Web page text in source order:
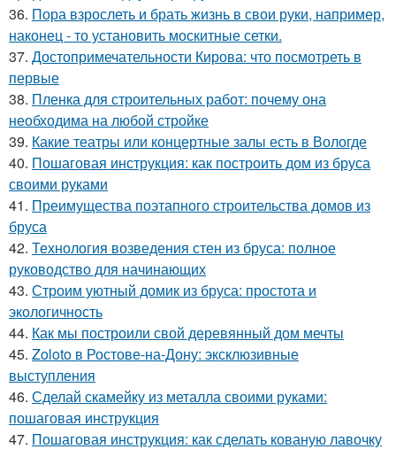
36. Пора взрослеть и брать жизнь в свои руки, например,
наконец - то установить москитные сетки.
37. Достопримечательности Кирова: что посмотреть в
первые
38. Пленка для строительных работ: почему она
необходима на любой стройке
39. Какие театры или концертные залы есть в Вологде
40. Пошаговая инструкция: как построить дом из бруса
своими руками
41. Преимущества поэтапного строительства домов из
бруса
42. Технология возведения стен из бруса: полное
руководство для начинающих
43. Строим уютный домик из бруса: простота и
экологичность
44. Как мы построили свой деревянный дом мечты
45. Zoloto в Ростове-на-Дону: эксклюзивные
выступления
46. Сделай скамейку из металла своими руками:
пошаговая инструкция
47. Пошаговая инструкция: как сделать кованую лавочку